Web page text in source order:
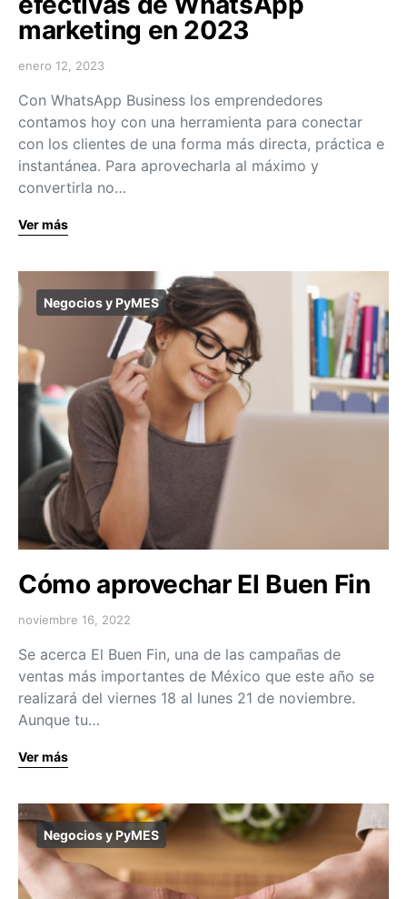
marketing en 2023
enero 12, 2023
Con WhatsApp Business los emprendedores
contamos hoy con una herramienta para conectar
con los clientes de una forma más directa, práctica e
instantánea. Para aprovecharla al máximo y
convertirla no…
Ver más
Negocios y PyMES
Cómo aprovechar El Buen Fin
noviembre 16, 2022
Se acerca El Buen Fin, una de las campañas de
ventas más importantes de México que este año se
realizará del viernes 18 al lunes 21 de noviembre.
Aunque tu…
Ver más
Negocios y PyMES